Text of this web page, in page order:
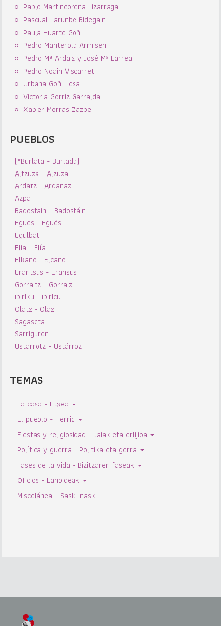
Pablo Martincorena Lizarraga
Pascual Larunbe Bidegain
Paula Huarte Goñi
Pedro Manterola Armisen
Pedro Mª Ardaiz y José Mª Larrea
Pedro Noain Viscarret
Urbana Goñi Lesa
Victoria Gorriz Garralda
Xabier Morras Zazpe
PUEBLOS
(*Burlata - Burlada)
Altzuza - Alzuza
Ardatz - Ardanaz
Azpa
Badostain - Badostáin
Egues - Egüés
Egulbati
Elia - Elía
Elkano - Elcano
Erantsus - Eransus
Gorraitz - Gorraiz
Ibiriku - Ibiricu
Olatz - Olaz
Sagaseta
Sarriguren
Ustarrotz - Ustárroz
TEMAS
La casa - Etxea
El pueblo - Herria
Fiestas y religiosidad - Jaiak eta erlijioa
Política y guerra - Politika eta gerra
Fases de la vida - Bizitzaren faseak
Oficios - Lanbideak
Miscelánea - Saski-naski